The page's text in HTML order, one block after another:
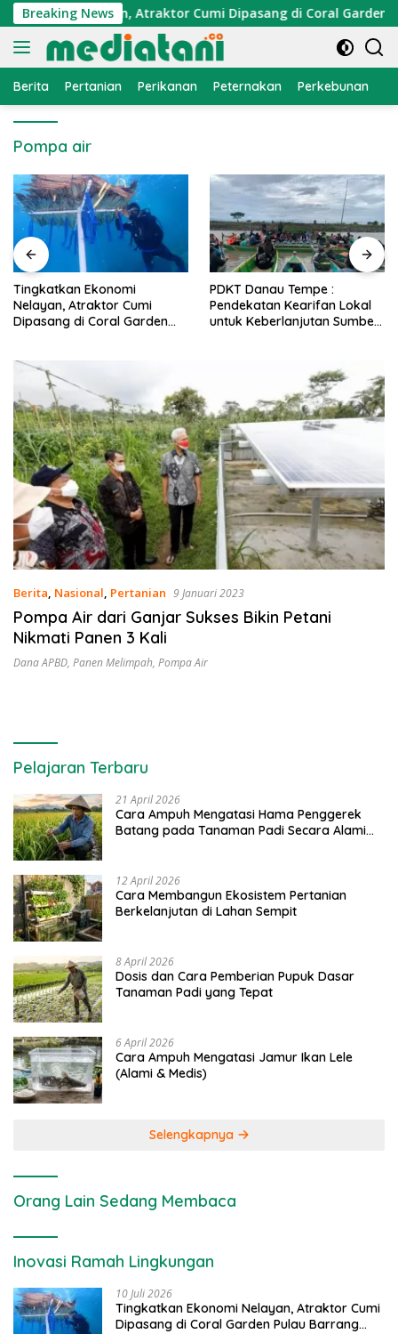
Langsung
ke
konten
Breaking News
Nelayan, Atraktor Cumi Dipasang di Coral Garden
Berita Pertanian Perikanan Peternakan Perkebunan
Pompa air
PDKT Danau Tempe :
Pendekatan Kearifan Lokal
untuk Keberlanjutan Sumber
Cara Mengatasi Penyakit
PMK pada Sapi Perah
Alami dan Medis
Berita, Nasional, Pertanian 9 Januari 2023
Pompa Air dari Ganjar Sukses Bikin Petani
Nikmati Panen 3 Kali
Dana APBD, Panen Melimpah, Pompa Air
Pelajaran Terbaru
21 April 2026
Cara Ampuh Mengatasi Hama Penggerek
Batang pada Tanaman Padi Secara Alami
12 April 2026
Cara Membangun Ekosistem Pertanian
Berkelanjutan di Lahan Sempit
8 April 2026
Dosis dan Cara Pemberian Pupuk Dasar
Tanaman Padi yang Tepat
6 April 2026
Cara Ampuh Mengatasi Jamur Ikan Lele
(Alami & Medis)
Selengkapnya
Orang Lain Sedang Membaca
Inovasi Ramah Lingkungan
10 Juli 2026
Tingkatkan Ekonomi Nelayan, Atraktor Cumi
Dipasang di Coral Garden Pulau Barrang